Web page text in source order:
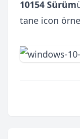
10154 Sürüm
tane icon